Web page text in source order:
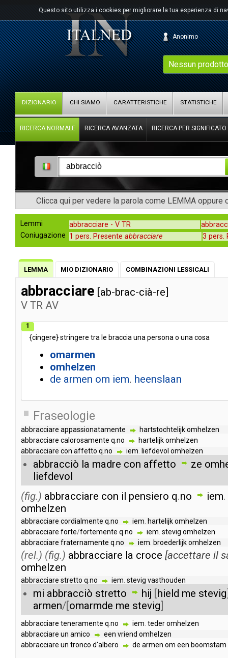
Questo sito utilizza i cookies per migliorare la tua esperienza di
Nessun
Anonimo
DIZIONARIO CHI SIAMO CARATTERISTICHE STATISTICHE
RICERCA NORMALE RICERCA AVANZATA RICERCA PER SIGNIFICATO
Clicca qui per vedere la parola come LEMMA oppure
Lemmi abbracciare - V TR
Coniugazione 1 pers. Presente abbracciare 3 pers.
LEMMA MIO DIZIONARIO COMBINAZIONI LESSICALI
abbracciare [ab-brac-cià-re]
V TR AV
1
{cingere}stringere tra le braccia una persona o una cosa
omarmen
omhelzen
de armen om iem. heenslaan
Fraseologie
abbracciare appassionatamente hartstochtelijkomhelzen
abbracciare calorosamente q no hartelijkomhelzen
abbracciare con affetto q no iem liefdevol omhelzen
abbracciò la madre con affetto ze
liefdevol
(fig.) abbracciare con il pensiero q.no iem.
omhelzen
abbracciare cordialmente q no iem hartelijkomhelzen
abbracciare forte/fortemente q no iem stevig omhelzen
abbracciare fraternamente q no iem broederlijkomhelzen
(rel.) (fig.) abbracciare la croce [accettare il
omhelzen
abbracciare stretto q no iem stevig vasthouden
mi abbracciò stretto hij [hield me stevig
armen/[omarmde me stevig]
abbracciare teneramente q no iem tederomhelzen
abbracciare un amico een vriend omhelzen
abbracciare un tronco d'albero de armen om een boomstam